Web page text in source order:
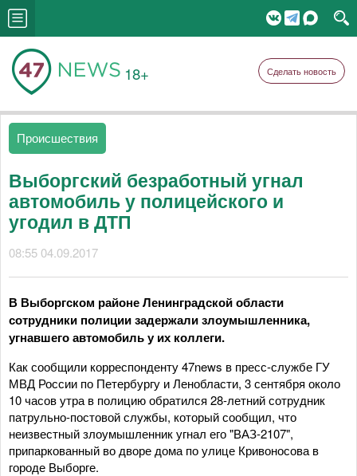
18+ Сделать новость
Происшествия
Выборгский безработный угнал
автомобиль у полицейского и
угодил в ДТП
08:55 04.09.2017
В Выборгском районе Ленинградской области
сотрудники полиции задержали злоумышленника,
угнавшего автомобиль у их коллеги.
Как сообщили корреспонденту 47news в пресс-службе ГУ
МВД России по Петербургу и Ленобласти, 3 сентября около
10 часов утра в полицию обратился 28-летний сотрудник
патрульно-постовой службы, который сообщил, что
неизвестный злоумышленник угнал его "ВАЗ-2107",
припаркованный во дворе дома по улице Кривоносова в
городе Выборге.